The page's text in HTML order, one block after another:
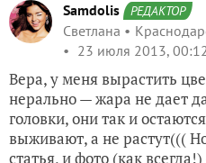
Samdolis РЕДАКТОР
Светлана
23 июля 2013,
Вера, у меня вырастить
нерально — жара не дает
головки, они так и
выживают, а не растут(((
статья, и фото (как